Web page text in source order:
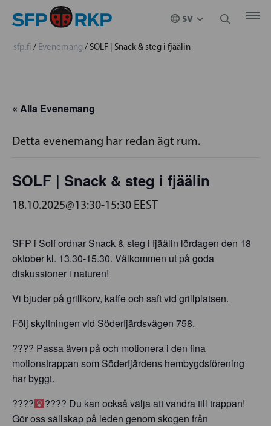
sfp.fi / Evenemang / SOLF | Snack & steg i fjäälin
« Alla Evenemang
Detta evenemang har redan ägt rum.
SOLF | Snack & steg i fjäälin
18.10.2025@13:30-15:30 EEST
SFP i Solf ordnar Snack & steg i fjäälin lördagen den 18
oktober kl. 13.30-15.30. Välkommen ut på goda
diskussioner i naturen!
Vi bjuder på grillkorv, kaffe och saft vid grillplatsen.
Följ skyltningen vid Söderfjärdsvägen 758.
???? Passa även på och motionera i den fina
motionstrappan som Söderfjärdens hembygdsförening
har byggt.
????‍
???? Du kan också välja att vandra till trappan!
Gör oss sällskap på leden genom skogen från